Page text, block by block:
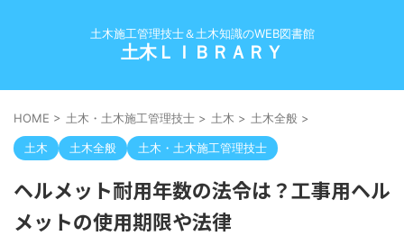
土木施工管理技士＆土木知識のWEB図書館
土木ＬＩＢＲＡＲＹ
HOME > 土木・土木施工管理技士 > 土木 > 土木全般 >
土木 土木全般 土木・土木施工管理技士
ヘルメット耐用年数の法令は？工事用ヘル
メットの使用期限や法律